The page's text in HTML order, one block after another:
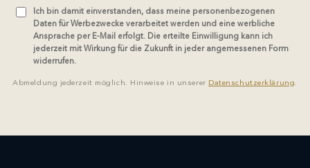
Ich bin damit einverstanden, dass meine personenbezogenen
Daten für Werbezwecke verarbeitet werden und eine werbliche
Ansprache per E-Mail erfolgt. Die erteilte Einwilligung kann ich
jederzeit mit Wirkung für die Zukunft in jeder angemessenen Form
widerrufen.
Abmeldung jederzeit möglich. Hinweise in unserer Datenschutzerklärung.